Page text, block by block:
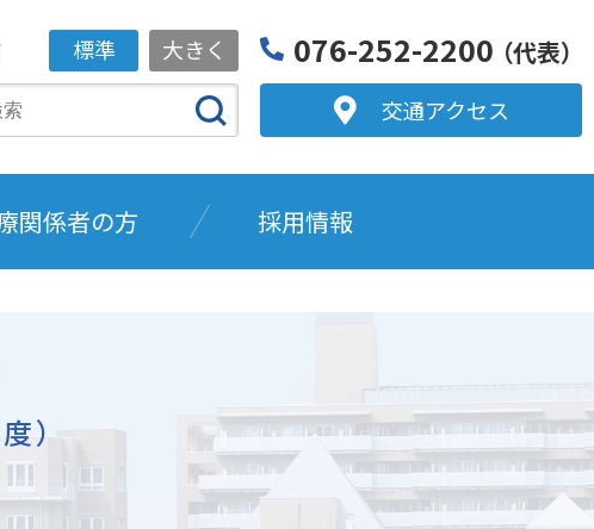
標準 大きく 076-252-2200 （代表）
交通アクセス
関係者の方 採用情報
）